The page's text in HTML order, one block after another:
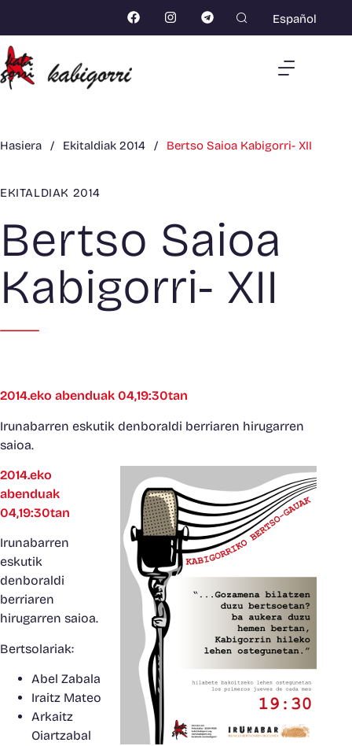
Español
Hasiera / Ekitaldiak 2014 / Bertso Saioa Kabigorri- XII
EKITALDIAK 2014
Bertso Saioa
Kabigorri- XII
2014.eko abenduak 04,19:30tan
Irunabarren eskutik denboraldi berriaren hirugarren
saioa.
2014.eko
abenduak
04,19:30tan
Irunabarren
eskutik
denboraldi
berriaren
hirugarren saioa.
Bertsolariak:
Abel Zabala
Iraitz Mateo
Arkaitz
Oiartzabal